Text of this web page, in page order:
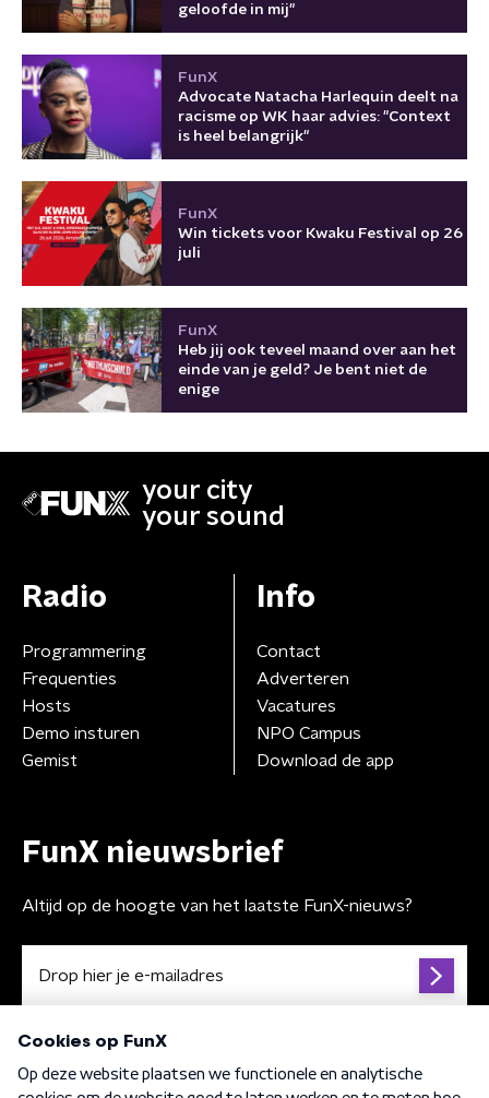
geloofde in mij"
FunX
Advocate Natacha Harlequin deelt na
racisme op WK haar advies: "Context
is heel belangrijk"
FunX
Win tickets voor Kwaku Festival op 26
juli
FunX
Heb jij ook teveel maand over aan het
einde van je geld? Je bent niet de
enige
your city
your sound
Radio
Programmering
Frequenties
Hosts
Demo insturen
Gemist
Info
Contact
Adverteren
Vacatures
NPO Campus
Download de app
FunX nieuwsbrief
Altijd op de hoogte van het laatste FunX-nieuws?